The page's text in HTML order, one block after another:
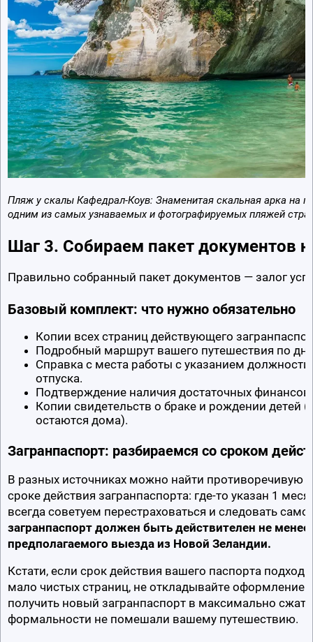
Пляж у скалы Кафедрал-Коув: Знаменитая скальная арка на
одним из самых узнаваемых и фотографируемых пляжей
Шаг 3. Собираем пакет документов
Правильно собранный пакет документов — залог
Базовый комплект: что нужно обязательно
Копии всех страниц действующего
Подробный маршрут вашего путешествия по
Справка с места работы с указанием
отпуска.
Подтверждение наличия достаточных
Копии свидетельств о браке и рождении детей
остаются дома).
Загранпаспорт: разбираемся со сроком
В разных источниках можно найти
сроке действия загранпаспорта: где-то указан 1
всегда советуем перестраховаться и следовать
загранпаспорт должен быть действителен не
предполагаемого выезда из Новой Зеландии.
Кстати, если срок действия вашего паспорта
мало чистых страниц, не откладывайте
получить новый загранпаспорт в максимально
формальности не помешали вашему путешествию.